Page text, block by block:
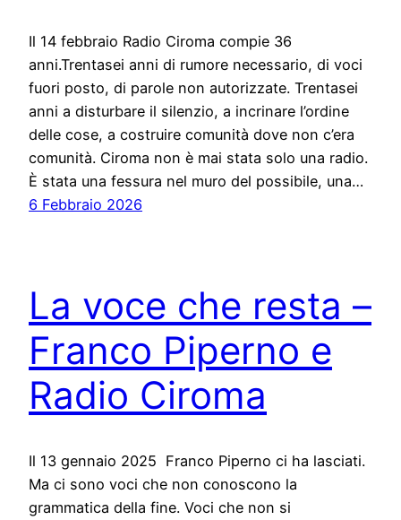
Il 14 febbraio Radio Ciroma compie 36
anni.Trentasei anni di rumore necessario, di voci
fuori posto, di parole non autorizzate. Trentasei
anni a disturbare il silenzio, a incrinare l’ordine
delle cose, a costruire comunità dove non c’era
comunità. Ciroma non è mai stata solo una radio.
È stata una fessura nel muro del possibile, una…
6 Febbraio 2026
La voce che resta –
Franco Piperno e
Radio Ciroma
Il 13 gennaio 2025 Franco Piperno ci ha lasciati.
Ma ci sono voci che non conoscono la
grammatica della fine. Voci che non si